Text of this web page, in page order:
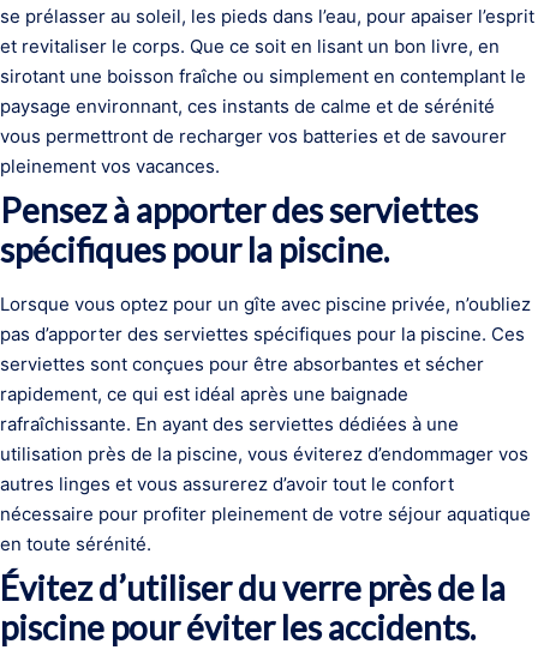
se prélasser au soleil, les pieds dans l’eau, pour apaiser l’esprit
et revitaliser le corps. Que ce soit en lisant un bon livre, en
sirotant une boisson fraîche ou simplement en contemplant le
paysage environnant, ces instants de calme et de sérénité
vous permettront de recharger vos batteries et de savourer
pleinement vos vacances.
Pensez à apporter des serviettes
spécifiques pour la piscine.
Lorsque vous optez pour un gîte avec piscine privée, n’oubliez
pas d’apporter des serviettes spécifiques pour la piscine. Ces
serviettes sont conçues pour être absorbantes et sécher
rapidement, ce qui est idéal après une baignade
rafraîchissante. En ayant des serviettes dédiées à une
utilisation près de la piscine, vous éviterez d’endommager vos
autres linges et vous assurerez d’avoir tout le confort
nécessaire pour profiter pleinement de votre séjour aquatique
en toute sérénité.
Évitez d’utiliser du verre près de la
piscine pour éviter les accidents.